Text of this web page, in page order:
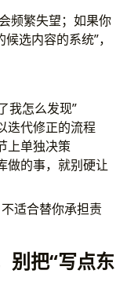
到位
责编排，不负责硬
频繁失望；如果你
选内容的系统”，
我怎么发现”
迭代修正的流程
上单独决策
做的事，就别硬让
适合替你承担责
别把“写点东